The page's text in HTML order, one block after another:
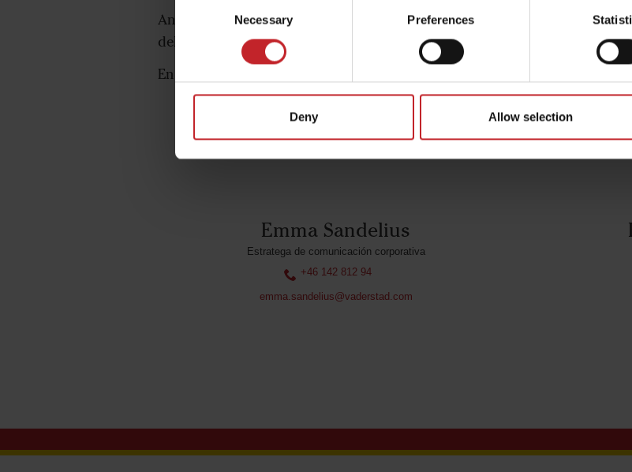
Necessary Preferences
Deny Allow selection
Anteriormente, Crister había sido condecorado con la Medalla de S.M. el
del Serafín, lo que subraya aún más su impactante papel en el mundo
En Väderstad estamos muy orgullosos de que los esfuerzos de Crister
Emma Sandelius
Estratega de comunicación corporativa
+46 142 812 94
emma.sandelius@vaderstad.com